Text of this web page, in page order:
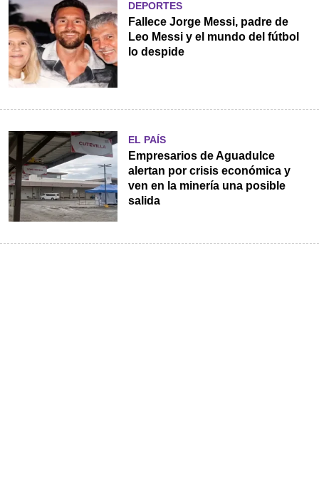
DEPORTES
Fallece Jorge Messi, padre de
Leo Messi y el mundo del fútbol
lo despide
EL PAÍS
Empresarios de Aguadulce
alertan por crisis económica y
ven en la minería una posible
salida